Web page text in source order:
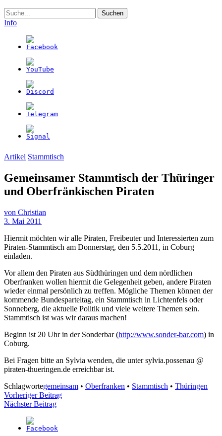
Suche
Info
Artikel Stammtisch
Gemeinsamer Stammtisch der Thüringer
und Oberfränkischen Piraten
von Christian
3. Mai 2011
Hiermit möchten wir alle Piraten, Freibeuter und Interessierten zum
Piraten-Stammtisch am Donnerstag, den 5.5.2011, in Coburg
einladen.
Vor allem den Piraten aus Südthüringen und dem nördlichen
Oberfranken wollen hiermit die Gelegenheit geben, andere Piraten
wieder einmal persönlich zu treffen. Mögliche Themen können der
kommende Bundesparteitag, ein Stammtisch in Lichtenfels oder
Sonneberg, die aktuelle Politik und viele weitere Themen sein.
Stammtisch ist was wir daraus machen!
Beginn ist 20 Uhr in der Sonderbar (http://www.sonder-bar.com) in
Coburg.
Bei Fragen bitte an Sylvia wenden, die unter sylvia.possenau @
piraten-thueringen.de erreichbar ist.
Schlagwortegemeinsam • Oberfranken • Stammtisch • Thüringen
Beitragsnavigation
Vorheriger Beitrag
Nächster Beitrag